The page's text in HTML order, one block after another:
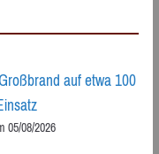
auf etwa 100
05/08/2026